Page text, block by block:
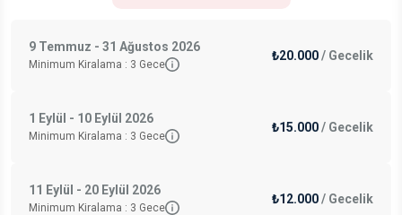
9 Temmuz - 31 Ağustos 2026
Minimum Kiralama : 3 Gece
₺20.000/ Gecelik
1 Eylül - 10 Eylül 2026
Minimum Kiralama : 3 Gece
₺15.000/ Gecelik
11 Eylül - 20 Eylül 2026
Minimum Kiralama : 3 Gece
₺12.000/ Gecelik